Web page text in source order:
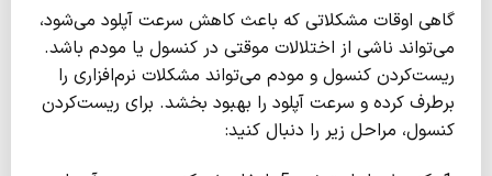
گاهی اوقات مشکلاتی که باعث کاهش سرعت آپلود می‌شود،
می‌تواند ناشی از اختلالات موقتی در کنسول یا مودم باشد.
ریست‌کردن کنسول و مودم می‌تواند مشکلات نرم‌افزاری را
برطرف کرده و سرعت آپلود را بهبود بخشد. برای ریست‌کردن
کنسول، مراحل زیر را دنبال کنید: